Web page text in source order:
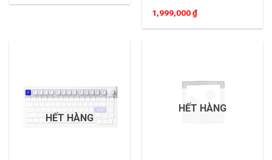
1,999,000₫
HẾT HÀNG
HẾT HÀNG